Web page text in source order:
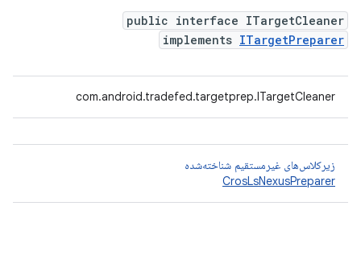
public interface ITargetCleaner
implements ITargetPreparer
com.android.tradefed.targetprep.ITargetCleaner
زیرکلاس‌های غیرمستقیم شناخته‌شده
CrosLsNexusPreparer